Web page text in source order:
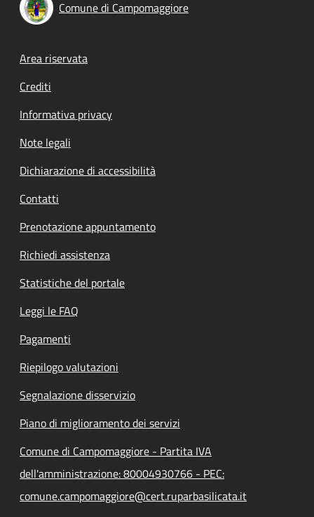
Comune di Campomaggiore
Footer menu
Area riservata
Crediti
Informativa privacy
Note legali
Dichiarazione di accessibilità
Contatti
Prenotazione appuntamento
Richiedi assistenza
Statistiche del portale
Leggi le FAQ
Pagamenti
Riepilogo valutazioni
Segnalazione disservizio
Piano di miglioramento dei servizi
Comune di Campomaggiore - Partita IVA
dell'amministrazione: 80004930766 - PEC:
comune.campomaggiore@cert.ruparbasilicata.it